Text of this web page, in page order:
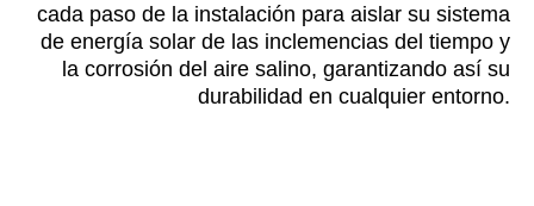
cada paso de la instalación para aislar su sistema
de energía solar de las inclemencias del tiempo y
la corrosión del aire salino, garantizando así su
durabilidad en cualquier entorno.